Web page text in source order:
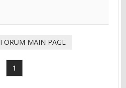
FORUM MAIN PAGE
1